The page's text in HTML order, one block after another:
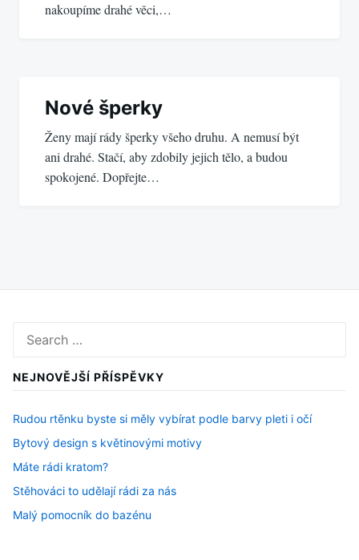
nakoupíme drahé věci,…
Nové šperky
Ženy mají rády šperky všeho druhu. A nemusí být
ani drahé. Stačí, aby zdobily jejich tělo, a budou
spokojené. Dopřejte…
for:
NEJNOVĚJŠÍ PŘÍSPĚVKY
Rudou rtěnku byste si měly vybírat podle barvy pleti i očí
Bytový design s květinovými motivy
Máte rádi kratom?
Stěhováci to udělají rádi za nás
Malý pomocník do bazénu